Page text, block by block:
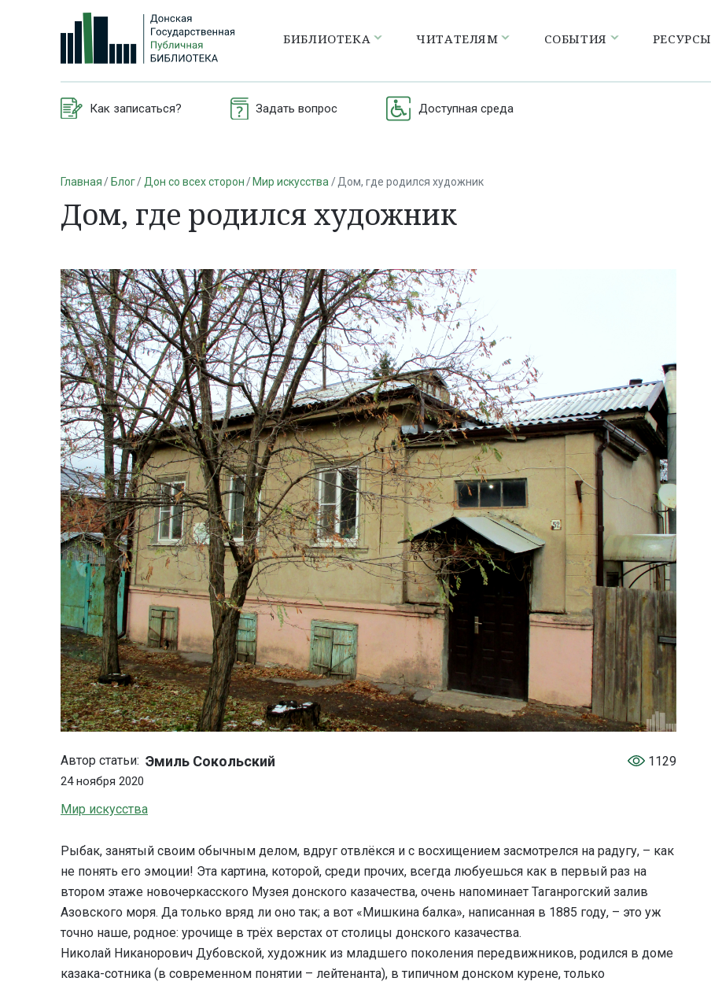
БИБЛИОТЕКА ЧИТАТЕЛЯМ СОБЫТИЯ РЕСУРСЫ
Как записаться? Задать вопрос Доступная среда
Главная Блог Дон со всех сторон Мир искусства Дом, где родился художник
Дом, где родился художник
Автор статьи: Эмиль Сокольский 1129
24 ноября 2020
Мир искусства
Рыбак, занятый своим обычным делом, вдруг отвлёкся и с восхищением засмотрелся на радугу, – как
не понять его эмоции! Эта картина, которой, среди прочих, всегда любуешься как в первый раз на
втором этаже новочеркасского Музея донского казачества, очень напоминает Таганрогский залив
Азовского моря. Да только вряд ли оно так; а вот «Мишкина балка», написанная в 1885 году, – это уж
точно наше, родное: урочище в трёх верстах от столицы донского казачества.
Николай Никанорович Дубовской, художник из младшего поколения передвижников, родился в доме
казака-сотника (в современном понятии – лейтенанта), в типичном донском курене, только